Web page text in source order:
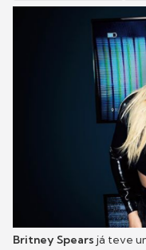
Britney Spears já teve